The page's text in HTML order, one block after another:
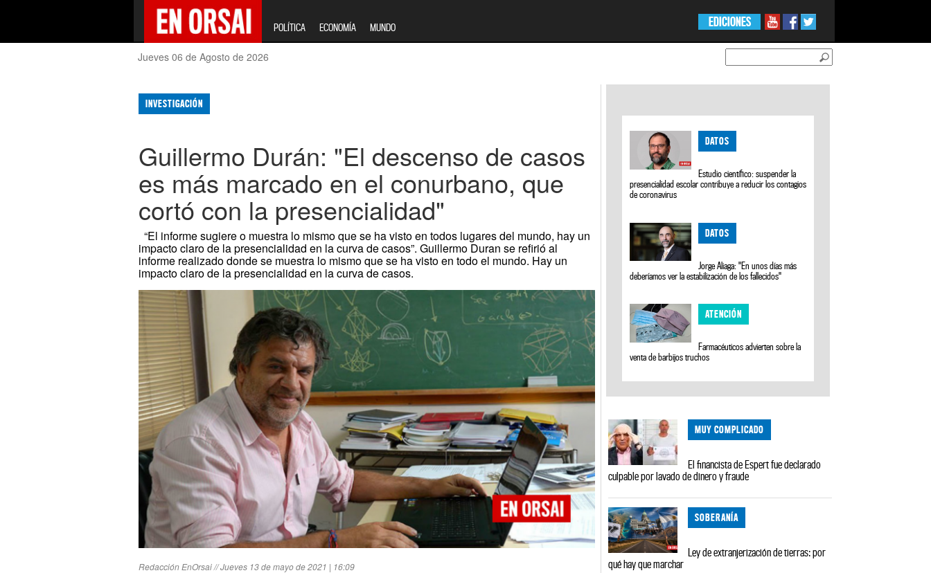
POLÍTICA ECONOMÍA MUNDO EDICIONES
Jueves 06 de Agosto de 2026
INVESTIGACIÓN
Guillermo Durán: "El descenso de casos
es más marcado en el conurbano, que
cortó con la presencialidad"
“El informe sugiere o muestra lo mismo que se ha visto en todos lugares del mundo, hay un
impacto claro de la presencialidad en la curva de casos”. Guillermo Duran se refirió al
informe realizado donde se muestra lo mismo que se ha visto en todo el mundo. Hay un
impacto claro de la presencialidad en la curva de casos.
Redacción EnOrsai // Jueves 13 de mayo de 2021 | 16:09
DATOS
Estudio científico: suspender la
presencialidad escolar contribuye a reducir los contagios
de coronavirus
DATOS
Jorge Aliaga: "En unos días más
deberíamos ver la estabilización de los fallecidos"
ATENCIÓN
Farmacéuticos advierten sobre la
venta de barbijos truchos
MUY COMPLICADO
El financista de Espert fue declarado
culpable por lavado de dinero y fraude
SOBERANÍA
Ley de extranjerización de tierras: por
qué hay que marchar